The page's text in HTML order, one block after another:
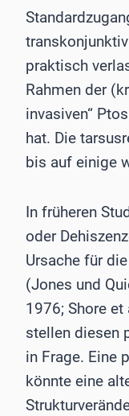
praktisch
Rahmen der
invasiven“
hat. Die
bis auf einige
In früheren
oder
Ursache für
(Jones und
1976; Shore
stellen diesen
in Frage. Eine
könnte eine